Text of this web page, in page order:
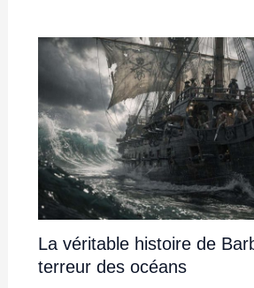
La véritable histoire de
terreur des océans